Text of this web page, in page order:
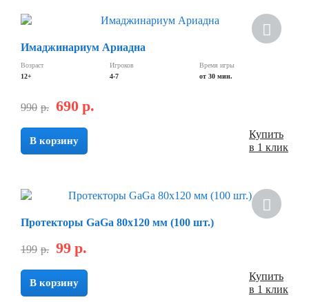
Имаджинариум Ариадна
Возраст
12+
Игроков
4-7
Время игры
от 30 мин.
990 р. 690 р.
В корзину
Купить
в 1 клик
Протекторы GaGa 80x120 мм (100 шт.)
199 р. 99 р.
В корзину
Купить
в 1 клик